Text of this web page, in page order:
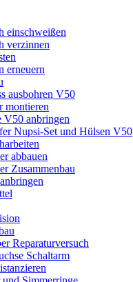
einschweißen
verzinnen
erneuern
ausbohren V50
montieren
V50 anbringen
Nupsi-Set und Hülsen V50
abbauen
Zusammenbau
Reparaturversuch
Schaltarm